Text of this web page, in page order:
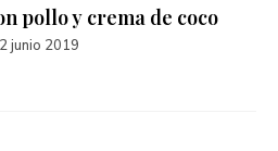
pollo y crema de coco
junio 2019